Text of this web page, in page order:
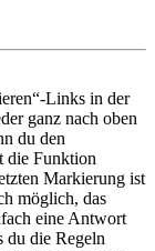
Links in der
ganz nach oben
du den
die Funktion
Markierung ist
möglich, das
eine Antwort
du die Regeln